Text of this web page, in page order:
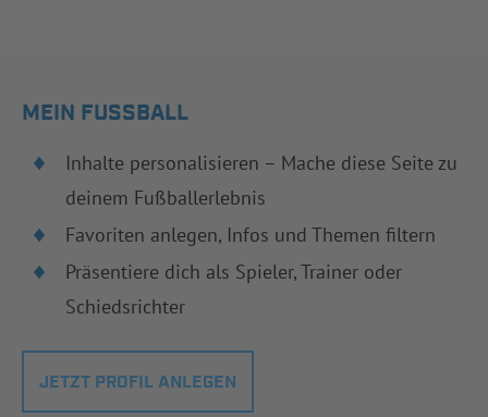
MEIN FUSSBALL
Inhalte personalisieren – Mache diese Seite zu
deinem Fußballerlebnis
Favoriten anlegen, Infos und Themen filtern
Präsentiere dich als Spieler, Trainer oder
Schiedsrichter
JETZT PROFIL ANLEGEN